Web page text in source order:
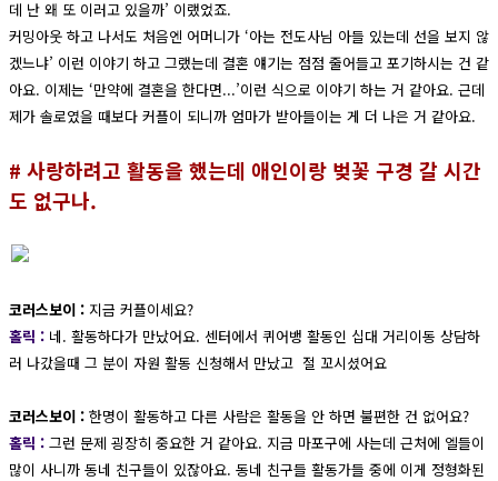
데 난 왜 또 이러고 있을까’ 이랬었죠.
커밍아웃 하고 나서도 처음엔 어머니가 ‘아는 전도사님 아들 있는데 선을 보지 않
겠느냐’ 이런 이야기 하고 그랬는데 결혼 얘기는 점점 줄어들고 포기하시는 건 같
아요. 이제는 ‘만약에 결혼을 한다면...’이런 식으로 이야기 하는 거 같아요. 근데
제가 솔로였을 때보다 커플이 되니까 엄마가 받아들이는 게 더 나은 거 같아요.
# 사랑하려고 활동을 했는데 애인이랑 벚꽃 구경 갈 시간
도 없구나.
코러스보이 : 지금 커플이세요?
홀릭 : 네. 활동하다가 만났어요. 센터에서 퀴어뱅 활동인 십대 거리이동 상담하
러 나갔을때 그 분이 자원 활동 신청해서 만났고 절 꼬시셨어요
코러스보이 : 한명이 활동하고 다른 사람은 활동을 안 하면 불편한 건 없어요?
홀릭 : 그런 문제 굉장히 중요한 거 같아요. 지금 마포구에 사는데 근처에 엘들이
많이 사니까 동네 친구들이 있잖아요. 동네 친구들 활동가들 중에 이게 정형화된